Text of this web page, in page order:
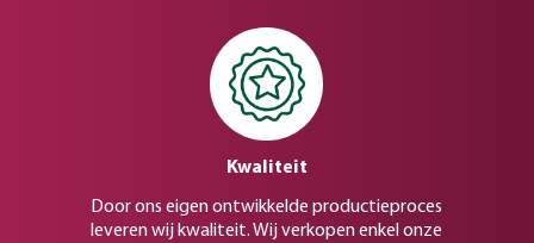
Kwaliteit
Door ons eigen ontwikkelde productieproces
leveren wij kwaliteit. Wij verkopen enkel onze